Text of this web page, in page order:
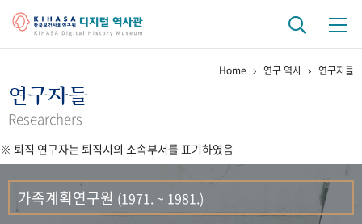
걸어온 길 기관 변천사
연구 역사
정책과 연구 키워드로 보는 연구 역사
연구자들
간행물 변천사
Home 연구 역사 연구자들
연구자들
Researchers
※ 퇴직 연구자는 퇴직시의 소속부서를 표기하였음
가족계획연구원 (1971. ~ 1981.)